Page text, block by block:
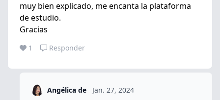
muy bien explicado, me encanta la plataforma
de estudio.
Gracias
1 Responder
Angélica de Jan. 27, 2024